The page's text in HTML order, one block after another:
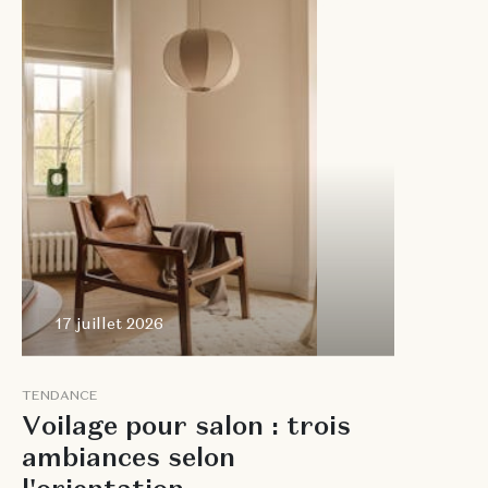
17 juillet 2026
TENDANCE
Voilage pour salon : trois
ambiances selon